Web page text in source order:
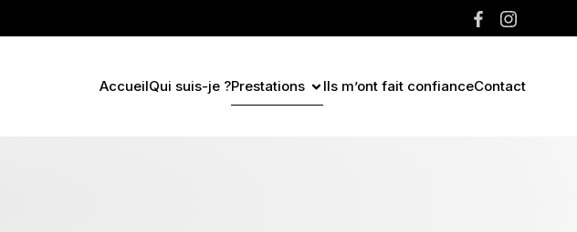
AccueilQui suis-je ?Prestations Ils m’ont fait confianceContact